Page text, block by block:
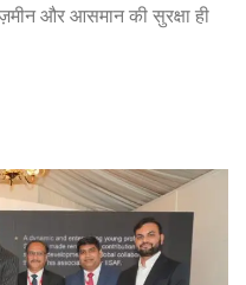
और आसमान की सुरक्षा ही